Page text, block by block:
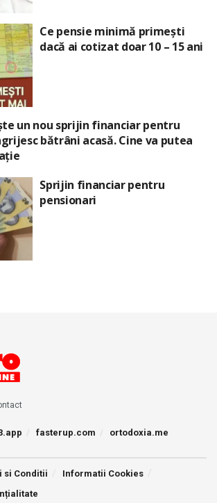
Ce pensie minimă primești
dacă ai cotizat doar 10 – 15 ani
un nou sprijin financiar pentru
bătrâni acasă. Cine va putea
Sprijin financiar pentru
pensionari
fasterup.com ortodoxia.me
si Conditii
Informatii Cookies